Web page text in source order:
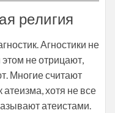
религия
Агностики не
этом не отрицают,
Многие считают
атеизма, хотя не все
атеистами.